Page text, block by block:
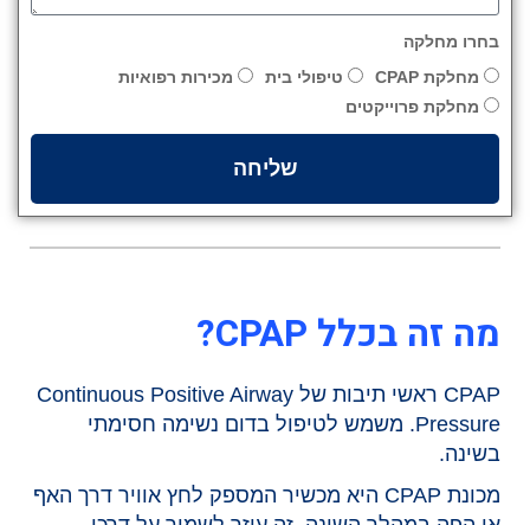
בחרו מחלקה
מחלקת CPAP
טיפולי בית
מכירות רפואיות
מחלקת פרוייקטים
שליחה
מה זה בכלל CPAP?
CPAP ראשי תיבות של Continuous Positive Airway
Pressure. משמש לטיפול בדום נשימה חסימתי
בשינה.
מכונת CPAP היא מכשיר המספק לחץ אוויר דרך האף